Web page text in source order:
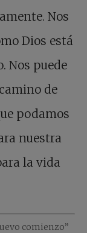
Nos
Dios está
Nos puede
de
podamos
nuestra
la vida
comienzo”